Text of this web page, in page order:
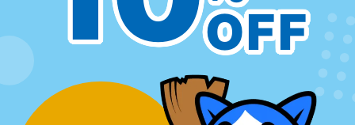
OFF